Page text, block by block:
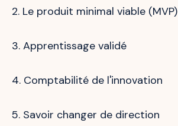
2. Le produit minimal viable (MVP)
3. Apprentissage validé
4. Comptabilité de l'innovation
5. Savoir changer de direction